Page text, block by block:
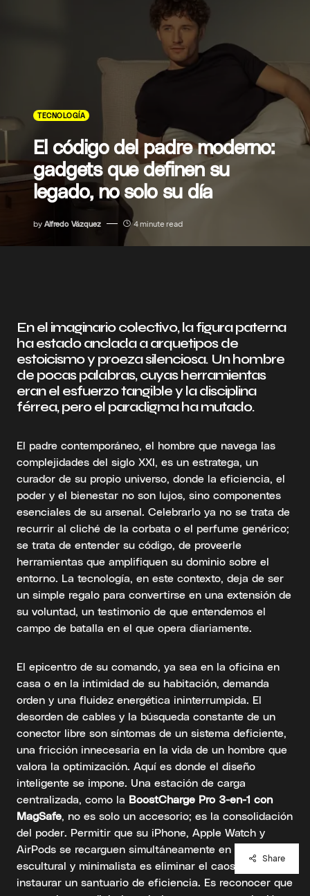
TECNOLOGÍA
El código del padre moderno:
gadgets que definen su
legado, no solo su día
by Alfredo Vázquez 4 minute read
En el imaginario colectivo, la figura paterna
ha estado anclada a arquetipos de
estoicismo y proeza silenciosa. Un hombre
de pocas palabras, cuyas herramientas
eran el esfuerzo tangible y la disciplina
férrea, pero el paradigma ha mutado.
El padre contemporáneo, el hombre que navega las
complejidades del siglo XXI, es un estratega, un
curador de su propio universo, donde la eficiencia, el
poder y el bienestar no son lujos, sino componentes
esenciales de su arsenal. Celebrarlo ya no se trata de
recurrir al cliché de la corbata o el perfume genérico;
se trata de entender su código, de proveerle
herramientas que amplifiquen su dominio sobre el
entorno. La tecnología, en este contexto, deja de ser
un simple regalo para convertirse en una extensión de
su voluntad, un testimonio de que entendemos el
campo de batalla en el que opera diariamente.
El epicentro de su comando, ya sea en la oficina en
casa o en la intimidad de su habitación, demanda
orden y una fluidez energética ininterrumpida. El
desorden de cables y la búsqueda constante de un
conector libre son síntomas de un sistema deficiente,
una fricción innecesaria en la vida de un hombre que
valora la optimización. Aquí es donde el diseño
inteligente se impone. Una estación de carga
centralizada, como la BoostCharge Pro 3-en-1 con
MagSafe, no es solo un accesorio; es la consolidación
del poder. Permitir que su iPhone, Apple Watch y
AirPods se recarguen simultáneamente en una base
escultural y minimalista es eliminar el caos para
instaurar un santuario de eficiencia. Es reconocer que
Share